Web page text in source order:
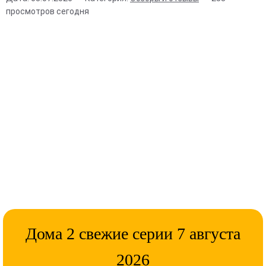
просмотров сегодня
Дома 2 свежие серии 7 августа
2026